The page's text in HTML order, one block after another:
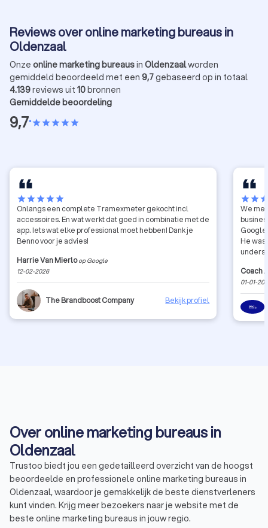
Reviews over online marketing bureaus in
Oldenzaal
Onze online marketing bureausin Oldenzaalworden
gemiddeld beoordeeld met een 9,7gebaseerd op in totaal
4.139reviews uit 10bronnen
Gemiddelde beoordeling
9,7•starstarstarstarstar
starstarstarstarstar
Onlangs een complete Tramexmeter gekocht incl
accessoires. En wat werkt dat goed in combinatie met de
app. Iets wat elke professional moet hebben! Dank je
Benno voor je advies!
Harrie Van Mierlo op Google
12-02-2026
The Brandboost Company Bekijk profiel
starstar
We
Google
He was
the
time to
looking
the
Coach
01-01-
Over online marketing bureaus in
Oldenzaal
Trustoo biedt jou een gedetailleerd overzicht van de hoogst
beoordeelde en professionele online marketing bureaus in
Oldenzaal, waardoor je gemakkelijk de beste dienstverleners
kunt vinden. Krijg meer bezoekers naar je website met de
beste online marketing bureaus in jouw regio.